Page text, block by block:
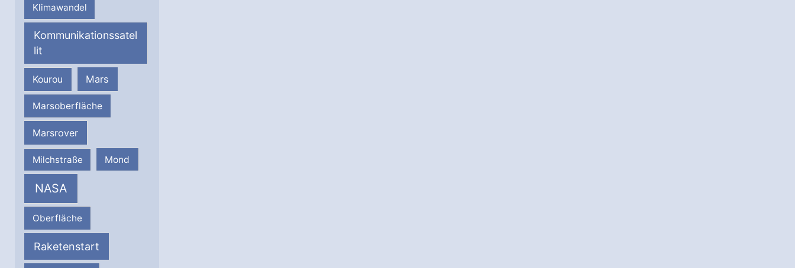
Klimawandel
Kommunikationssatel
lit
Kourou Mars
Marsoberfläche
Marsrover
Milchstraße Mond
NASA
Oberfläche
Raketenstart